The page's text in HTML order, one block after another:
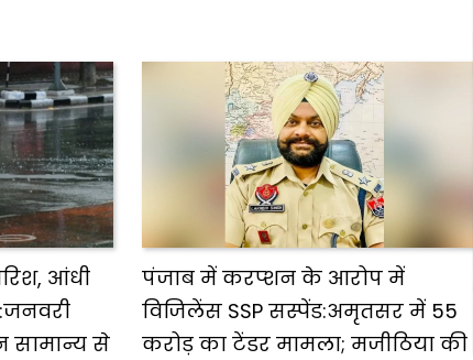
आंधी
सामान्य से
पंजाब में करप्शन के आरोप में
विजिलेंस SSP सस्पेंड:अमृतसर में ₹55
करोड़ का टेंडर मामला; मजीठिया की